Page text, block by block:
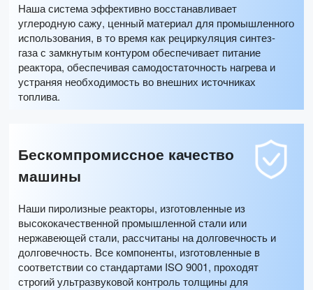
Наша система эффективно восстанавливает
углеродную сажу, ценный материал для промышленного
использования, в то время как рециркуляция синтез-
газа с замкнутым контуром обеспечивает питание
реактора, обеспечивая самодостаточность нагрева и
устраняя необходимость во внешних источниках
топлива.
Бескомпромиссное качество
машины
Наши пиролизные реакторы, изготовленные из
высококачественной промышленной стали или
нержавеющей стали, рассчитаны на долговечность и
долговечность. Все компоненты, изготовленные в
соответствии со стандартами ISO 9001, проходят
строгий ультразвуковой контроль толщины для